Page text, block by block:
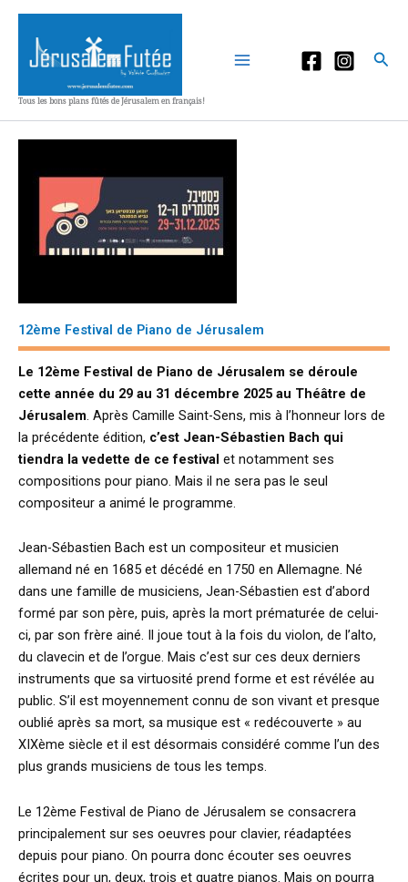
Aller
contenu
Tous les bons plans fûtés de Jérusalem en français!
12ème Festival de Piano de Jérusalem
Le 12ème Festival de Piano de Jérusalem se déroule
cette année du 29 au 31 décembre 2025 au Théâtre de
Jérusalem . Après Camille Saint-Sens, mis à l’honneur lors de
la précédente édition, c’est Jean-Sébastien Bach qui
tiendra la vedette de ce festival et notamment ses
compositions pour piano. Mais il ne sera pas le seul
compositeur a animé le programme.
Jean-Sébastien Bach est un compositeur et musicien
allemand né en 1685 et décédé en 1750 en Allemagne. Né
dans une famille de musiciens, Jean-Sébastien est d’abord
formé par son père, puis, après la mort prématurée de celui-
ci, par son frère ainé. Il joue tout à la fois du violon, de l’alto,
du clavecin et de l’orgue. Mais c’est sur ces deux derniers
instruments que sa virtuosité prend forme et est révélée au
public. S’il est moyennement connu de son vivant et presque
oublié après sa mort, sa musique est « redécouverte » au
XIXème siècle et il est désormais considéré comme l’un des
plus grands musiciens de tous les temps.
Le 12ème Festival de Piano de Jérusalem se consacrera
principalement sur ses oeuvres pour clavier, réadaptées
depuis pour piano. On pourra donc écouter ses oeuvres
écrites pour un, deux, trois et quatre pianos. Mais on pourra